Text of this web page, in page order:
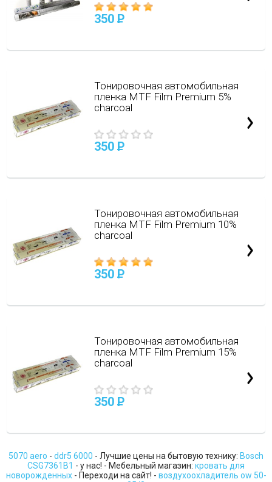
350 P
Тонировочная автомобильная
пленка MTF Film Premium 5%
charcoal
350 P
Тонировочная автомобильная
пленка MTF Film Premium 10%
charcoal
350 P
Тонировочная автомобильная
пленка MTF Film Premium 15%
charcoal
350 P
5070 aero - ddr5 6000 - Лучшие цены на бытовую технику: Bosch
CSG7361B1 - у нас! - Мебельный магазин: кровать для
новорожденных- Переходи на сайт! - воздухоохладитель ow 50-